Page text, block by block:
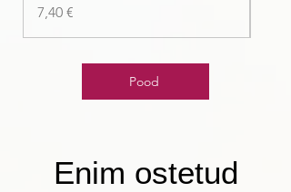
Price
7,40 €
Pood
Enim ostetud